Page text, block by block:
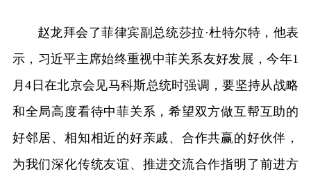
赵龙拜会了菲律宾副总统莎拉·杜特尔特，他表
示，习近平主席始终重视中菲关系友好发展，今年1
月4日在北京会见马科斯总统时强调，要坚持从战略
和全局高度看待中菲关系，希望双方做互帮互助的
好邻居、相知相近的好亲戚、合作共赢的好伙伴，
为我们深化传统友谊、推进交流合作指明了前进方